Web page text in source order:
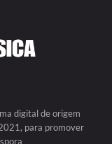
digital de origem
para promover